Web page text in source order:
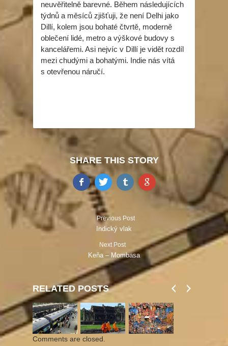
neuvěřitelně barevné. Během následujících
týdnů a měsíců zjišťuji, že není Delhi jako
Dillí, kolem jsou bohaté čtvrtě, moderně
oblečení lidé, metro a výškové budovy s
kancelářemi. Asi nejvíc v Dillí je vidět rozdíl
mezi chudými a bohatými. Indie nás vítá
s otevřenou náručí.
SHARE THIS STORY
Previous Post
Indický vlak
Next Post
Keňa – Mombasa
RELATED POSTS
Comments are closed.